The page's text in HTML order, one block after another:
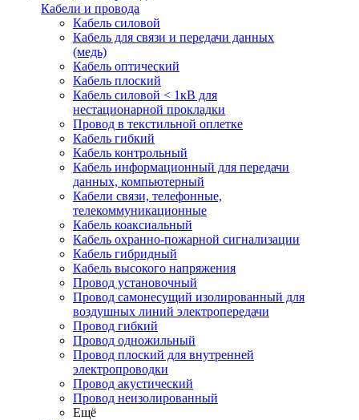
Кабели и провода
Кабель силовой
Кабель для связи и передачи данных
(медь)
Кабель оптический
Кабель плоский
Кабель силовой < 1кВ для
нестационарной прокладки
Провод в текстильной оплетке
Кабель гибкий
Кабель контрольный
Кабель информационный для передачи
данных, компьютерный
Кабели связи, телефонные,
телекоммуникационные
Кабель коаксиальный
Кабель охранно-пожарной сигнализации
Кабель гибридный
Кабель высокого напряжения
Провод установочный
Провод самонесущий изолированный для
воздушных линий электропередачи
Провод гибкий
Провод одножильный
Провод плоский для внутренней
электропроводки
Провод акустический
Провод неизолированный
Ещё